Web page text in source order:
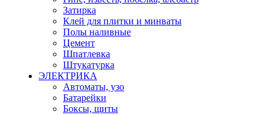
Затирка
Клей для плитки и минваты
Полы наливные
Цемент
Шпатлевка
Штукатурка
ЭЛЕКТРИКА
Автоматы, узо
Батарейки
Боксы, щиты